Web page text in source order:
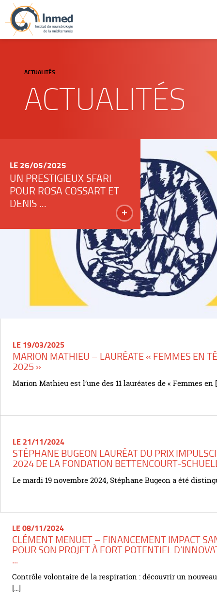
ACTUALITÉS
ACTUALITÉS
LE 26/05/2025
UN PRESTIGIEUX SFARI
POUR ROSA COSSART ET
DENIS ...
LE 19/03/2025
MARION MATHIEU – LAURÉATE « FEMMES EN
2025 »
Marion Mathieu est l’une des 11 lauréates de « Femmes en
LE 21/11/2024
STÉPHANE BUGEON LAURÉAT DU PRIX
2024 DE LA FONDATION BETTENCOURT-
Le mardi 19 novembre 2024, Stéphane Bugeon a été
LE 08/11/2024
CLÉMENT MENUET – FINANCEMENT IMPACT
POUR SON PROJET À FORT POTENTIEL
...
Contrôle volontaire de la respiration : découvrir un
[…]